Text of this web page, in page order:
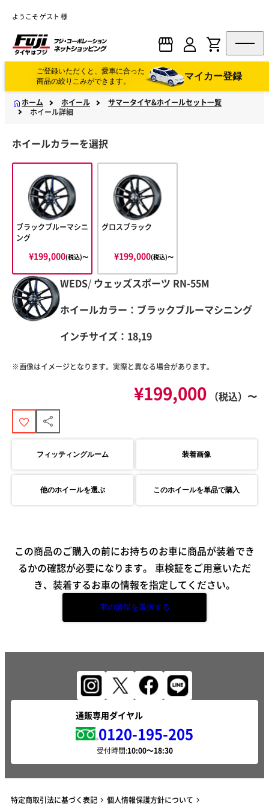
ようこそ ゲスト 様
ご登録いただくと、愛車に合った
商品の絞りこみができます。
マイカー登録
ホーム ホイール
サマータイヤ&ホイールセット一覧
ホイール詳細
ホイールカラーを選択
ブラックブルーマシニ
ング
¥199,000(税込)〜
グロスブラック
¥199,000(税込)〜
WEDS/ ウェッズスポーツ RN-55M
ホイールカラー：ブラックブルーマシニング
インチサイズ：18,19
※画像はイメージとなります。実際と異なる場合があります。
¥199,000 （税込）〜
フィッティングルーム 装着画像
他のホイールを選ぶ このホイールを単品で購入
この商品のご購入の前にお持ちのお車に商品が装着でき
るかの確認が必要になります。 車検証をご用意いただ
き、装着するお車の情報を指定してください。
車の情報を選択する
通販専用ダイヤル
0120-195-205
受付時間:
特定商取引法に基づく表記 個人情報保護方針について